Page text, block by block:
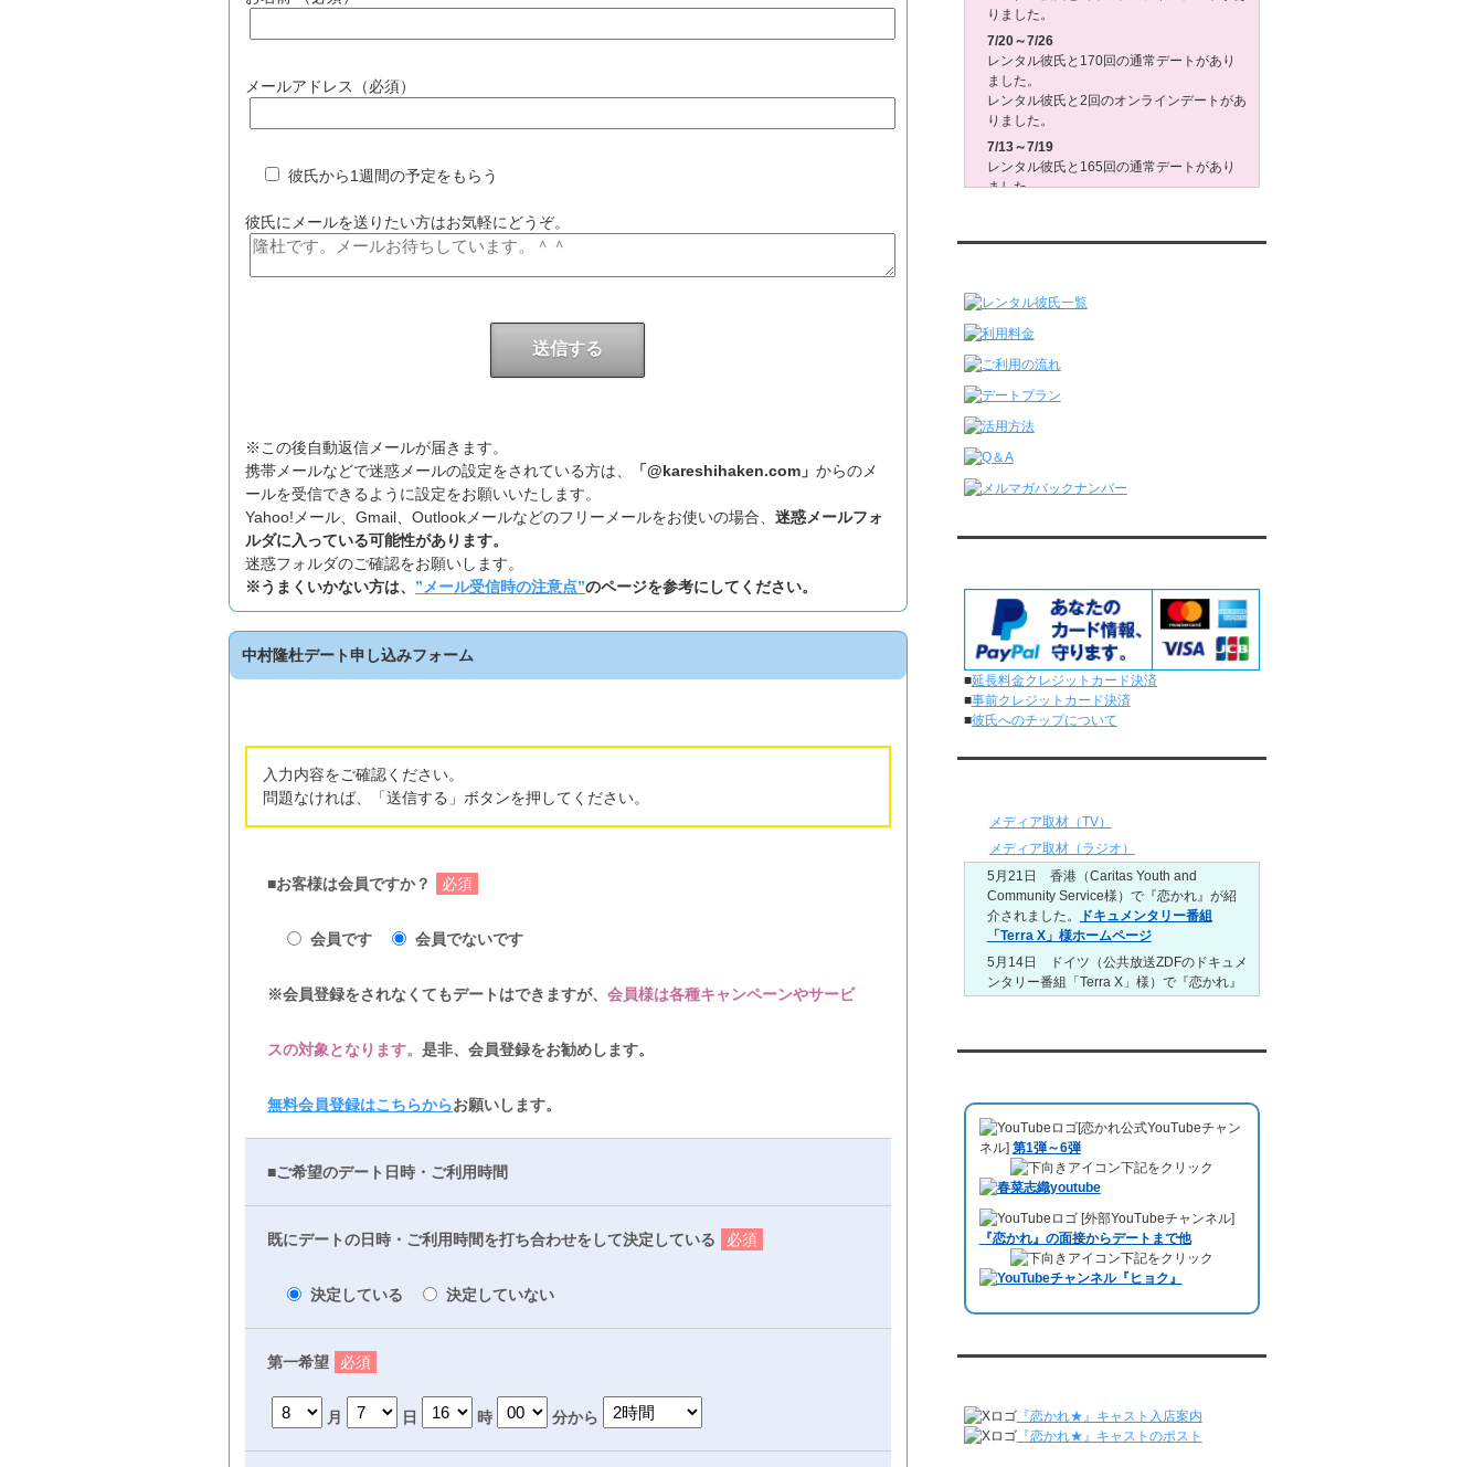
メールアドレス（必須）
彼氏から1週間の予定をもらう
彼氏にメールを送りたい方はお気軽にどうぞ。
※この後自動返信メールが届きます。
携帯メールなどで迷惑メールの設定をされている方は、
「@kareshihaken.com」 からのメ
ールを受信できるように設定をお願いいたします。
Yahoo!メール、Gmail、Outlookメールなどのフリーメールをお使いの場合、 迷惑メールフォ
ルダに入っている可能性があります。
迷惑フォルダのご確認をお願いします。
※うまくいかない方は、 ”メール受信時の注意点”のページを参考にしてください。
中村隆杜デート申し込みフォーム
入力内容をご確認ください。
問題なければ、「送信する」ボタンを押してください。
■お客様は会員ですか？ 必須
会員です 会員でないです
※会員登録をされなくてもデートはできますが、 会員様は各種キャンペーンやサービ
スの対象となります。 是非、会員登録をお勧めします。
無料会員登録はこちらからお願いします。
■ご希望のデート日時・ご利用時間
既にデートの日時・ご利用時間を打ち合わせをして決定している 必須
決定している 決定していない
第一希望 必須
月 日 時 分から
りました。
7/20～7/26
レンタル彼氏と170回の通常デートがあり
ました。
レンタル彼氏と2回のオンラインデートがあ
りました。
7/13～7/19
レンタル彼氏と165回の通常デートがあり
ました。
ました。
レンタル彼氏と2回のオンラインデートがあ
りました。
6/29～7/5
ました。
レンタル彼氏と3回のオンラインデートがあ
6/22～6/28
レンタル彼氏と181回の通常デートがあり
レンタル彼氏と188回の通常デートがあり
ました。
レンタル彼氏と4回のオンラインデートがあ
りました。
6/8～6/14
レンタル彼氏と161回の通常デートがあり
ました。
りました。
ました。
レンタル彼氏と2回のオンラインデートがあ
りました。
5/25～5/31
レンタル彼氏と172回の通常デートがあり
ました。
りました。
5/18～5/24
レンタル彼氏と1回のオンラインデートがあ
5/11～5/17
レンタル彼氏と164回の通常デートがあり
ました。
レンタル彼氏と2回のオンラインデートがあ
りました。
5/4～5/10
レンタル彼氏と151回の通常デートがあり
ました。
レンタル彼氏と2回のオンラインデートがあ
りました。
4/27～5/3
ました。
4/20～4/26
レンタル彼氏と159回の通常デートがあり
■延長料金クレジットカード決済
■事前クレジットカード決済
■彼氏へのチップについて
メディア取材（TV）
メディア取材（ラジオ）
5月21日 香港（Caritas Youth and
Community Service様）で『恋かれ』が紹
介されました。
ドキュメンタリー番組
「Terra X」様ホームページ
5月14日 ドイツ（公共放送ZDFのドキュメ
ンタリー番組「Terra X」様）で『恋かれ』
1月26日22:00から福岡のラジオ局・RKB毎
した。、【22時今夜の活！】（実際の音
声）のコーナーで福岡よしもとの服部さや
かさんの軽快な語り口調で、事務局児玉が
レンタル彼氏のエピソードなどを語りまし
た。
10月11日 ドイツ最大規模のテレビ局
「RTL」で レンタル彼氏が取材されまし
た。レポーターはRTL局カロリナ
「Karolina Kaminska」さん。ハチ公前集
約3時間のデートを楽しみました。
72kg」でレンタル彼氏をご利用いただきま
ABEMA「声優と夜あそび繋」で取材依頼さ
れました。
[恋かれ公式YouTubeチャン
ネル] 第1弾～6弾
下記をクリック
[外部YouTubeチャンネル]
『恋かれ』の面接からデートまで他
下記をクリック
『恋かれ★』キャスト入店案内
『恋かれ★』キャストのポスト